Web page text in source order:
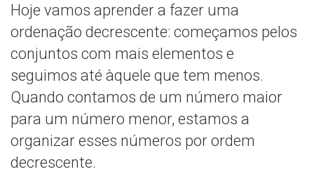
Hoje vamos aprender a fazer uma
ordenação decrescente: começamos pelos
conjuntos com mais elementos e
seguimos até àquele que tem menos.
Quando contamos de um número maior
para um número menor, estamos a
organizar esses números por ordem
decrescente.